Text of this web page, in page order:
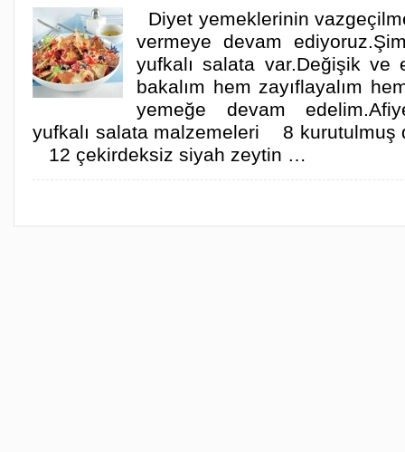
Diyet yemeklerinin
vermeye devam
yufkalı salata var.Değişik
bakalım hem zayıflayalım
yemeğe devam
yufkalı salata malzemeleri 8
12 çekirdeksiz siyah zeytin …